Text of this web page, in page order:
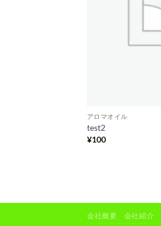
アロマオイル
test2
¥100
会社概要 会社紹介